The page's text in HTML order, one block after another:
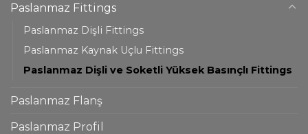
Paslanmaz Fittings
Paslanmaz Dişli Fittings
Paslanmaz Kaynak Uçlu Fittings
Paslanmaz Dişli ve Soketli Yüksek Basınçlı Fittings
Paslanmaz Flanş
Paslanmaz Profil